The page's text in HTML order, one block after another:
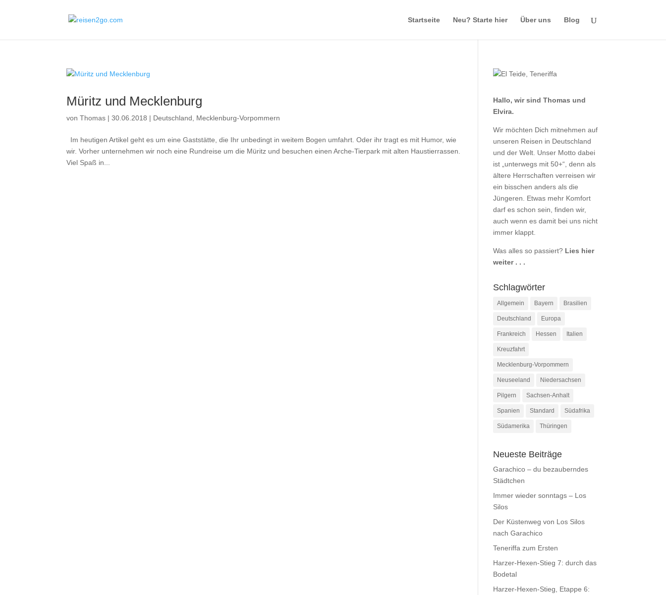
Startseite Neu? Starte hier Über uns Blog
Müritz und Mecklenburg
vonThomas |30.06.2018 | Deutschland Mecklenburg-Vorpommern
Im heutigen Artikel geht es um eine Gaststätte, die Ihr unbedingt in weitem Bogen umfahrt. Oder ihr tragt es mit Humor, wie
wir. Vorher unternehmen wir noch eine Rundreise um die Müritz und besuchen einen Arche-Tierpark mit alten Haustierrassen.
Viel Spaß in...
Hallo, wir sind Thomas und
Elvira.
Wir möchten Dich mitnehmen auf
unseren Reisen in Deutschland
und der Welt. Unser Motto dabei
ist „unterwegs mit 50+“, denn als
ältere Herrschaften verreisen wir
ein bisschen anders als die
Jüngeren. Etwas mehr Komfort
darf es schon sein, finden wir,
auch wenn es damit bei uns nicht
immer klappt.
Was alles so passiert? Lies hier
weiter . . .
Schlagwörter
Allgemein Bayern Brasilien
Deutschland Europa
Frankreich Hessen Italien
Kreuzfahrt
Mecklenburg-Vorpommern
Neuseeland Niedersachsen
Pilgern Sachsen-Anhalt
Spanien Standard Südafrika
Südamerika Thüringen
Neueste Beiträge
Garachico – du bezauberndes
Städtchen
Immer wieder sonntags – Los
Silos
Der Küstenweg von Los Silos
nach Garachico
Teneriffa zum Ersten
Harzer-Hexen-Stieg 7: durch das
Bodetal
Harzer-Hexen-Stieg, Etappe 6: